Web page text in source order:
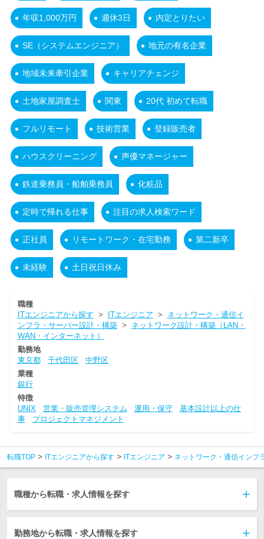
年収1,000万円 週休3日 内定とりたい
SE（システムエンジニア） 地元の有名企業
地域未来牽引企業 キャリアチェンジ
土地家屋調査士 関東 20代 初めて転職
フルリモート 技術営業 登録販売者
ハウスクリーニング 声優マネージャー
鉄道乗務員・船舶乗務員 化粧品
定時で帰れる仕事 注目の求人検索ワード
正社員 リモートワーク・在宅勤務 第二新卒
未経験 土日祝日休み
職種
ITエンジニアから探す > ITエンジニア > ネットワーク・通信イ
ンフラ・サーバー設計・構築> ネットワーク設計・構築（LAN・
WAN・インターネット）
勤務地
東京都
千代田区
中野区
業種
銀行
特徴
UNIX
営業・販売管理システム 運用・保守
基本設計以上の仕
事
プロジェクトマネジメント
転職TOP ITエンジニアから探す ITエンジニア ネットワーク・通信インフ
職種から転職・求人情報を探す
勤務地から転職・求人情報を探す